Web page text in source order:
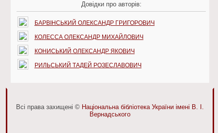
Довідки про авторів:
БАРВІНСЬКИЙ ОЛЕКСАНДР ГРИГОРОВИЧ
КОЛЕССА ОЛЕКСАНДР МИХАЙЛОВИЧ
КОНИСЬКИЙ ОЛЕКСАНДР ЯКОВИЧ
РИЛЬСЬКИЙ ТАДЕЙ РОЗЕСЛАВОВИЧ
Всі права захищені © Національна бібліотека України імені В. І.
Вернадського